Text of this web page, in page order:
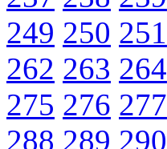
249 250 251
262 263 264
275 276 277
288 289 290